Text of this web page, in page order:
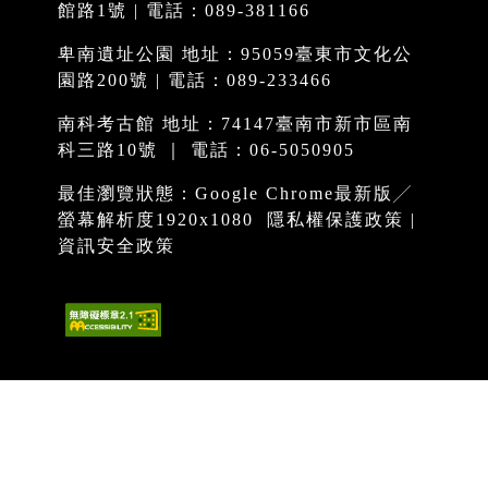
館路1號 | 電話：089-381166
卑南遺址公園 地址：95059臺東市文化公
園路200號 | 電話：089-233466
南科考古館 地址：74147臺南市新市區南
科三路10號 ｜ 電話：06-5050905
最佳瀏覽狀態：Google Chrome最新版╱
螢幕解析度1920x1080
隱私權保護政策 |
資訊安全政策